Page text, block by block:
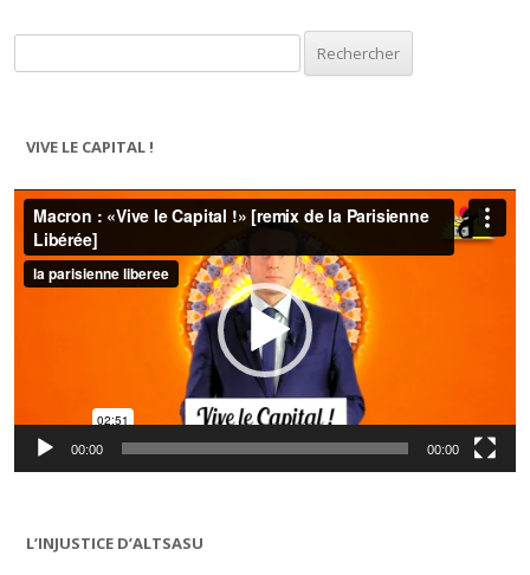
VIVE LE CAPITAL !
Lecteur
vidéo
00:00 00:00
L’INJUSTICE D’ALTSASU